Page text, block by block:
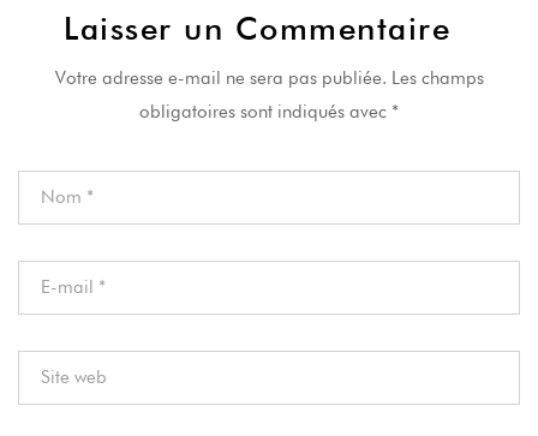
boite ?
Laisser un Commentaire
Votre adresse e-mail ne sera pas publiée. Les champs
obligatoires sont indiqués avec *